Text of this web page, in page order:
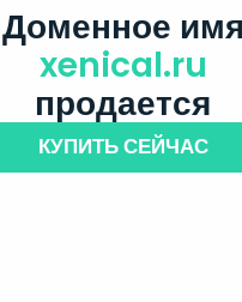
Доменное имя
xenical.ru
продается
КУПИТЬ СЕЙЧАС